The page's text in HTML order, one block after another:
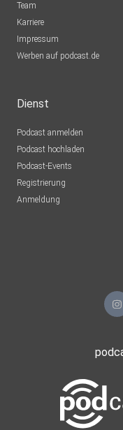
Team
Karriere
Impressum
Werben auf podcast.de
Dienst
Podcast anmelden
Podcast hochladen
Podcast-Events
Registrierung
Anmeldung